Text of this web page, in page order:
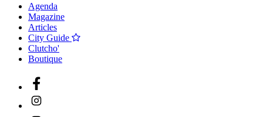
Agenda
Magazine
Articles
City Guide
Clutcho'
Boutique